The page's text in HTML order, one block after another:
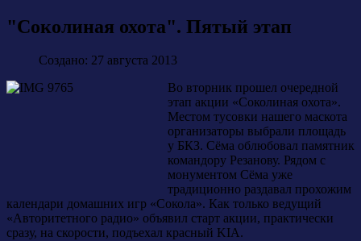
"Соколиная охота". Пятый этап
Создано: 27 августа 2013
Во вторник прошел очередной
этап акции «Соколиная охота».
Местом тусовки нашего маскота
организаторы выбрали площадь
у БКЗ. Сёма облюбовал памятник
командору Резанову. Рядом с
монументом Сёма уже
традиционно раздавал прохожим
календари домашних игр «Сокола». Как только ведущий
«Авторитетного радио» объявил старт акции, практически
сразу, на скорости, подъехал красный KIA.